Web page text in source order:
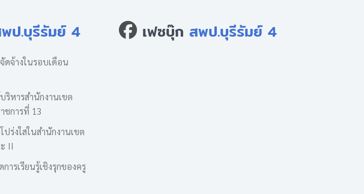
ป.บุรีรัมย์ 4
ดจ้างในรอบเดือน
หารสำนักงานเขต
ชการที่ 13
ร่งใสในสำนักงานเขต
II
ารเรียนรู้เชิงรุกของครู
เฟซบุ๊ก สพป.บุรีรัมย์ 4